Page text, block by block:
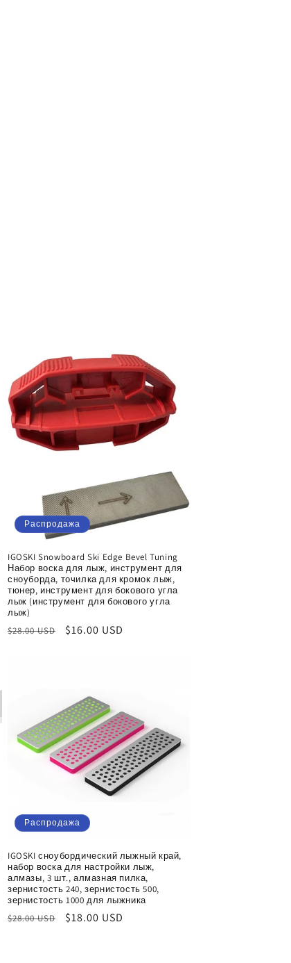
Распродажа
IGOSKI Snowboard Ski Edge Bevel Tuning
Набор воска для лыж, инструмент для
сноуборда, точилка для кромок лыж,
тюнер, инструмент для бокового угла
лыж (инструмент для бокового угла
лыж)
Обычная
$28.00 USD
Цена
$16.00 USD
Распродажа
IGOSKI сноубордический лыжный край,
набор воска для настройки лыж,
алмазы, 3 шт., алмазная пилка,
зернистость 240, зернистость 500,
зернистость 1000 для лыжника
Обычная
$28.00 USD
Цена
$18.00 USD